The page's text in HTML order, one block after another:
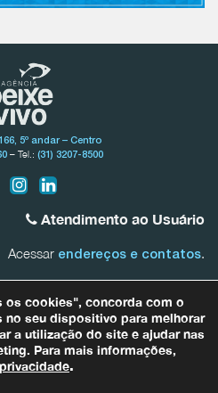
5º andar – Centro
– Tel.: (31) 3207-8500
Atendimento ao Usuário
Acessar endereços e contatos.
0800.031.1607
Rio São Francisco0800.031.1608
a dados pessoais entre em
de Proteção de Dados (DPO) por meio
cookies", concorda com o
no seu dispositivo para melhorar
a utilização do site e ajudar nas
Para mais informações,
.